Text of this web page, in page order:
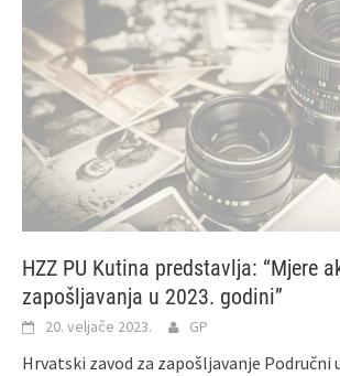
HZZ PU Kutina predstavlja: “Mjere
zapošljavanja u 2023. godini”
20. veljače 2023. GP
Hrvatski zavod za zapošljavanje Područni